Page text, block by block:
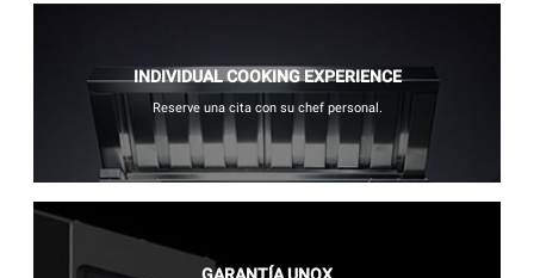
INDIVIDUAL COOKING EXPERIENCE
Reserve una cita con su chef personal.